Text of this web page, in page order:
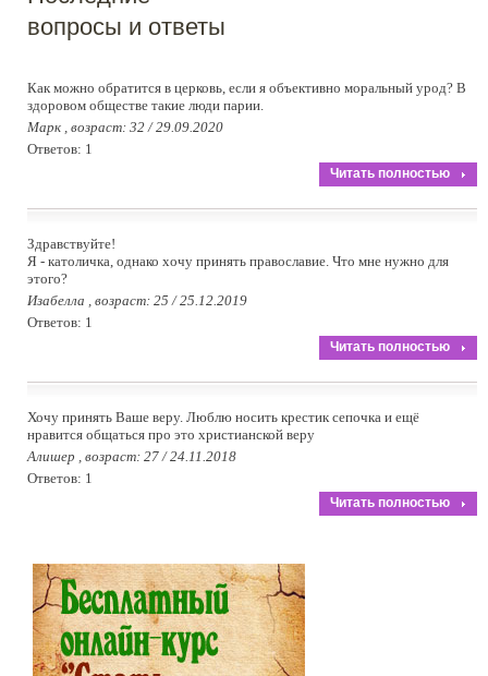
вопросы и ответы
Как можно обратится в церковь, если я объективно моральный урод? В
здоровом обществе такие люди парии.
Марк , возраст: 32 / 29.09.2020
Ответов: 1
Читать полностью
Здравствуйте!
Я - католичка, однако хочу принять православие. Что мне нужно для
этого?
Изабелла , возраст: 25 / 25.12.2019
Ответов: 1
Читать полностью
Хочу принять Ваше веру. Люблю носить крестик сепочка и ещё
нравится общаться про это христианской веру
Алишер , возраст: 27 / 24.11.2018
Ответов: 1
Читать полностью